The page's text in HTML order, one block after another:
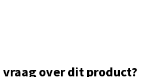
vraag over dit product?